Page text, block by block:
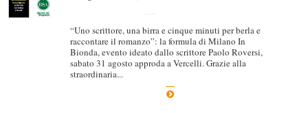
“Uno scrittore, una birra e cinque minuti per berla e
raccontare il romanzo”: la formula di Milano In
Bionda, evento ideato dallo scrittore Paolo Roversi,
sabato 31 agosto approda a Vercelli. Grazie alla
straordinaria...